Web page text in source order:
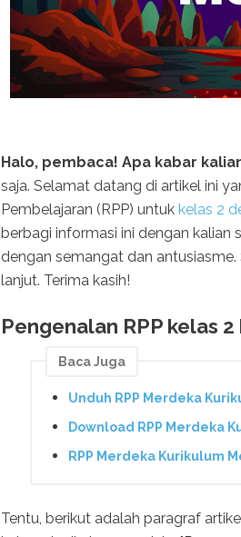
Halo, pembaca! Apa kabar
saja. Selamat datang di artikel ini
Pembelajaran (RPP) untuk kelas 2
berbagi informasi ini dengan kalian
dengan semangat dan
lanjut. Terima kasih!
Pengenalan RPP kelas
Baca Juga
Unduh RPP Merdeka
Download RPP Merdeka
RPP Merdeka Kurikulum
Tentu, berikut adalah paragraf